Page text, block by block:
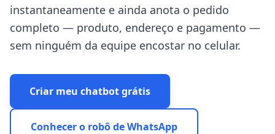
instantaneamente e ainda anota o pedido
completo — produto, endereço e pagamento —
sem ninguém da equipe encostar no celular.
Criar meu chatbot grátis
Conhecer o robô de WhatsApp